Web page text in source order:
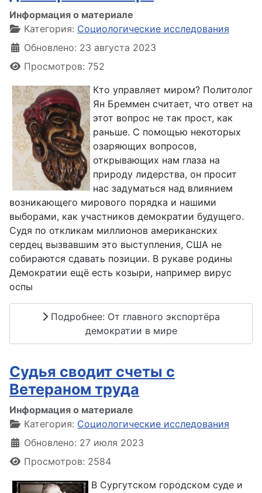
Информация о материале
Категория: Социологические исследования
Обновлено: 23 августа 2023
Просмотров: 752
Кто управляет миром? Политолог
Ян Бреммен считает, что ответ на
этот вопрос не так прост, как
раньше. С помощью некоторых
озаряющих вопросов,
открывающих нам глаза на
природу лидерства, он просит
нас задуматься над влиянием
возникающего мирового порядка и нашими
выборами, как участников демократии будущего.
Судя по откликам миллионов американских
сердец вызвавшим это выступления, США не
собираются сдавать позиции. В рукаве родины
Демократии ещё есть козыри, например вирус
оспы
Подробнее: От главного экспортёра
демократии в мире
Судья сводит счеты с
Ветераном труда
Информация о материале
Категория: Социологические исследования
Обновлено: 27 июля 2023
Просмотров: 2584
В Сургутском городском суде и